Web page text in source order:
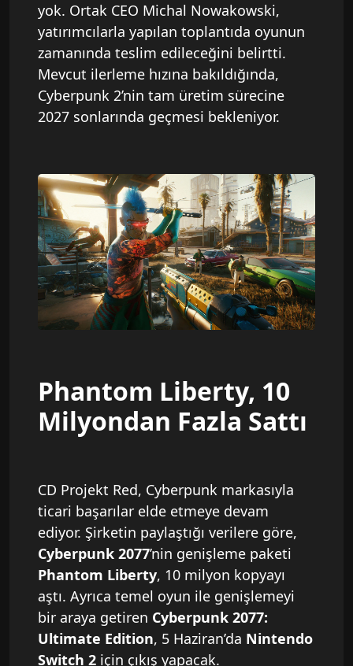
yok. Ortak CEO Michal Nowakowski,
yatırımcılarla yapılan toplantıda oyunun
zamanında teslim edileceğini belirtti.
Mevcut ilerleme hızına bakıldığında,
Cyberpunk 2’nin tam üretim sürecine
2027 sonlarında geçmesi bekleniyor.
Phantom Liberty, 10
Milyondan Fazla Sattı
CD Projekt Red, Cyberpunk markasıyla
ticari başarılar elde etmeye devam
ediyor. Şirketin paylaştığı verilere göre,
Cyberpunk 2077’nin genişleme paketi
Phantom Liberty, 10 milyon kopyayı
aştı. Ayrıca temel oyun ile genişlemeyi
bir araya getiren Cyberpunk 2077:
Ultimate Edition, 5 Haziran’da Nintendo
Switch 2 için çıkış yapacak.